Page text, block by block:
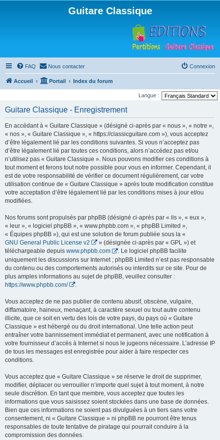
Guitare Classique
FAQ Nous contacter Connexion
Accueil Portail Index du forum
Langue :
Guitare Classique - Enregistrement
En accédant à « Guitare Classique » (désigné ci-après par « nous », « notre »,
« nos », « Guitare Classique », « https://classicguitare.com »), vous acceptez
d’être légalement lié par les conditions suivantes. Si vous n’acceptez pas
d’être légalement lié par toutes ces conditions, alors n’accédez pas et/ou
n’utilisez pas « Guitare Classique ». Nous pouvons modifier ces conditions à
tout moment et ferons tout notre possible pour vous en informer. Cependant, il
est de votre responsabilité de vérifier ce document régulièrement, car votre
utilisation continue de « Guitare Classique » après toute modification constitue
votre acceptation d’être légalement lié par les conditions mises à jour et/ou
modifiées.
Nos forums sont propulsés par phpBB (désigné ci-après par « ils », « eux »,
« leur », « logiciel phpBB », « www.phpbb.com », « phpBB Limited »,
« Équipes phpBB »), qui est une solution de forum publiée sous la «
GNU General Public License v2
» (désignée ci-après par « GPL ») et
téléchargeable depuis www.phpbb.com
. Le logiciel phpBB facilite
uniquement les discussions sur Internet ; phpBB Limited n’est pas responsable
du contenu ou des comportements autorisés ou interdits sur ce site. Pour de
plus amples informations au sujet de phpBB, veuillez consulter :
https://www.phpbb.com/
Vous acceptez de ne pas publier de contenu abusif, obscène, vulgaire,
diffamatoire, haineux, menaçant, à caractère sexuel ou tout autre contenu
illicite, que ce soit en vertu des lois de votre pays, du pays où « Guitare
Classique » est hébergé ou du droit international. Une telle action peut
entraîner votre bannissement immédiat et permanent, avec une notification à
votre fournisseur d’accès à Internet si nous le jugeons nécessaire. L’adresse IP
de tous les messages est enregistrée pour aider à faire respecter ces
conditions.
Vous acceptez que « Guitare Classique » se réserve le droit de supprimer,
modifier, déplacer ou verrouiller n’importe quel sujet à tout moment, à notre
seule discrétion. En tant que membre, vous acceptez que toutes les
informations que vous saisissez soient stockées dans une base de données.
Bien que ces informations ne soient pas divulguées à un tiers sans votre
consentement, ni « Guitare Classique » ni phpBB ne pourront être tenus
responsables de toute tentative de piratage qui pourrait conduire à la
compromission des données.